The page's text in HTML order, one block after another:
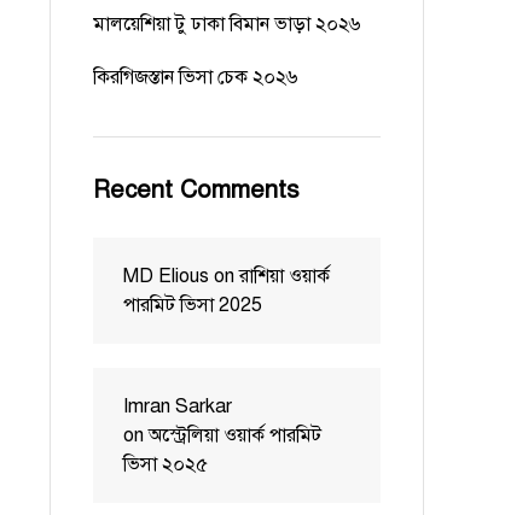
মালয়েশিয়া টু ঢাকা বিমান ভাড়া ২০২৬
কিরগিজস্তান ভিসা চেক ২০২৬
Recent Comments
MD Elious onরাশিয়া ওয়ার্ক
পারমিট ভিসা 2025
Imran Sarkar
onঅস্ট্রেলিয়া ওয়ার্ক পারমিট
ভিসা ২০২৫